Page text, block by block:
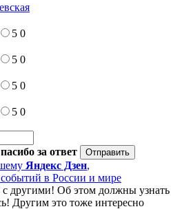
5 0
5 0
5 0
5 0
за ответ
Яндекс Дзен,
в России и мире
другими! Об этом должны узнать
Другим это тоже интересно